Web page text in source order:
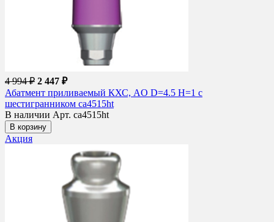
4 994 ₽ 2 447 ₽
Абатмент приливаемый КХС, AO D=4.5 H=1 с
шестигранником ca4515ht
В наличии Арт. ca4515ht
В корзину
Акция